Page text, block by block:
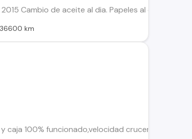
Cambio de aceite al dia. Papeles al dia.
km
caja 100% funcionado,velocidad